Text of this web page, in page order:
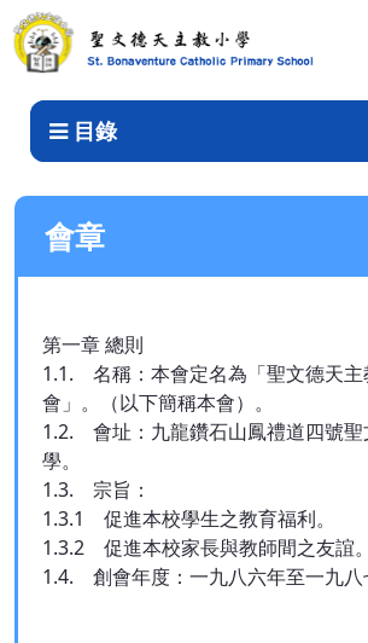
家教會-會章
目錄
會章
第一章 總則
1.1. 名稱：本會定名為「聖文德天主
會」。（以下簡稱本會）。
1.2. 會址：九龍鑽石山鳳禮道四號聖
學。
1.3. 宗旨：
1.3.1 促進本校學生之教育福利
1.3.2 促進本校家長與教師間之友誼。
1.4. 創會年度：一九八六年至一九八